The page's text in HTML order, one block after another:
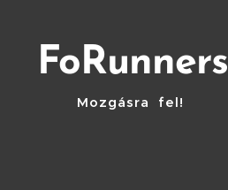
FoRunners
Mozgásra fel!